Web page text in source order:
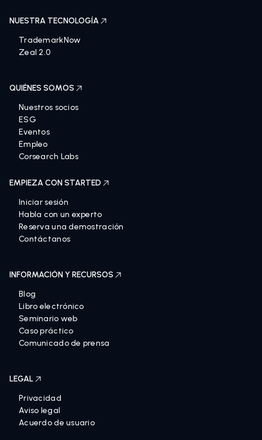
NUESTRA TECNOLOGÍA
TrademarkNow
Zeal 2.0
QUIÉNES SOMOS
Nuestros socios
ESG
Eventos
Empleo
Corsearch Labs
EMPIEZA CON STARTED
Iniciar sesión
Habla con un experto
Reserva una demostración
Contáctanos
INFORMACIÓN Y RECURSOS
Blog
Libro electrónico
Seminario web
Caso práctico
Comunicado de prensa
LEGAL
Privacidad
Aviso legal
Acuerdo de usuario